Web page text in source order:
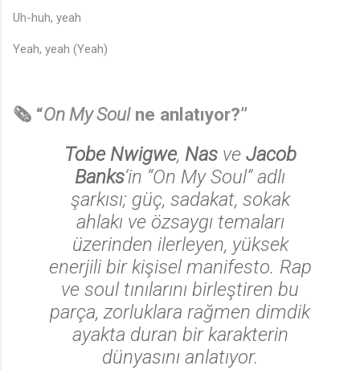
Uh-huh, yeah
Yeah, yeah (Yeah)
🗞️ “On My Soulne anlatıyor?”
Tobe Nwigwe, Nasve Jacob
Banks’in “On My Soul”adlı
şarkısı; güç, sadakat, sokak
ahlakı ve özsaygı temaları
üzerinden ilerleyen, yüksek
enerjili bir kişisel manifesto. Rap
ve soul tınılarını birleştiren bu
parça, zorluklara rağmen dimdik
ayakta duran bir karakterin
dünyasını anlatıyor.
♪